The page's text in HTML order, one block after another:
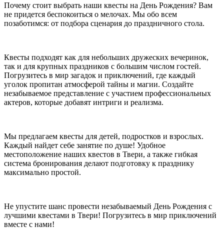
Почему стоит выбрать наши квесты на День Рождения? Вам
не придется беспокоиться о мелочах. Мы обо всем
позаботимся: от подбора сценария до праздничного стола.
Квесты подходят как для небольших дружеских вечеринок,
так и для крупных праздников с большим числом гостей.
Погрузитесь в мир загадок и приключений, где каждый
уголок пропитан атмосферой тайны и магии. Создайте
незабываемое представление с участием профессиональных
актеров, которые добавят интриги и реализма.
Мы предлагаем квесты для детей, подростков и взрослых.
Каждый найдет себе занятие по душе! Удобное
местоположение наших квестов в Твери, а также гибкая
система бронирования делают подготовку к празднику
максимально простой.
Не упустите шанс провести незабываемый День Рождения с
лучшими квестами в Твери! Погрузитесь в мир приключений
вместе с нами!